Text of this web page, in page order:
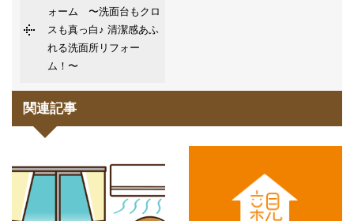
ォーム 〜洗面台もクロ
スも真っ白♪ 清潔感あふ
れる洗面所リフォー
ム！〜
関連記事